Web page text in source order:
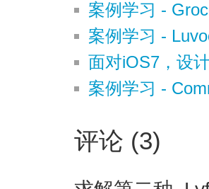
案例学习 -
案例学习 -
面对iOS7，设
案例学习 -
评论 (3)